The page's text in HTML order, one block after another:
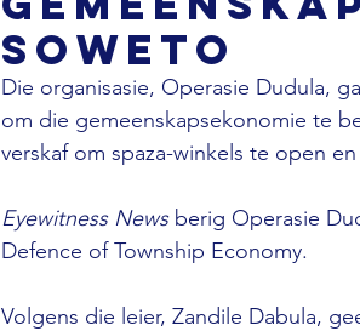
Soweto
Die organisasie, Operasie Dudula,
om die gemeenskapsekonomie te
verskaf om spaza-winkels te open
Eyewitness News berig Operasie
Defence of Township Economy.
Volgens die leier, Zandile Dabula,